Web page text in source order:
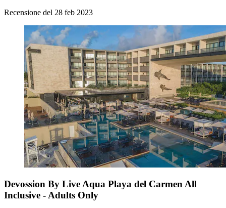
Recensione del 28 feb 2023
Devossion By Live Aqua Playa del Carmen All
Inclusive - Adults Only